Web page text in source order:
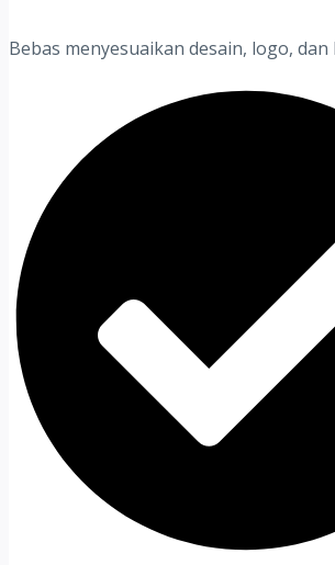
Bebas menyesuaikan desain, logo, dan